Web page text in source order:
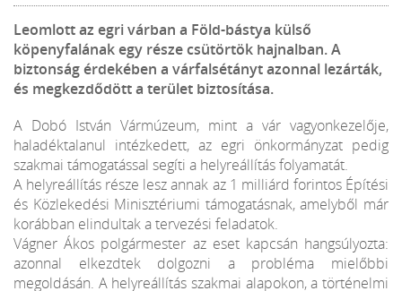
Leomlott az egri várban a Föld-bástya külső
köpenyfalának egy része csütörtök hajnalban. A
biztonság érdekében a várfalsétányt azonnal lezárták,
és megkezdődött a terület biztosítása.
A Dobó István Vármúzeum, mint a vár vagyonkezelője,
haladéktalanul intézkedett, az egri önkormányzat pedig
szakmai támogatással segíti a helyreállítás folyamatát.
A helyreállítás része lesz annak az 1 milliárd forintos Építési
és Közlekedési Minisztériumi támogatásnak, amelyből már
korábban elindultak a tervezési feladatok.
Vágner Ákos polgármester az eset kapcsán hangsúlyozta:
azonnal elkezdtek dolgozni a probléma mielőbbi
megoldásán. A helyreállítás szakmai alapokon, a történelmi